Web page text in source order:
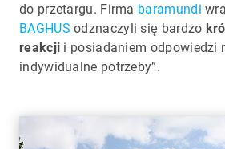
do przetargu. Firma baramundi
BAGHUS odznaczyli się bardzo
reakcji i posiadaniem odpowiedzi
indywidualne potrzeby”.